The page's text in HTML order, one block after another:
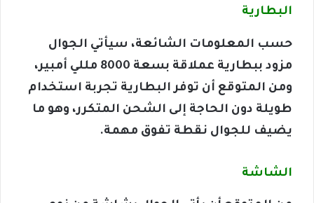
البطارية
حسب المعلومات الشائعة، سيأتي الجوال
مزود ببطارية عملاقة بسعة 8000 مللي أمبير،
ومن المتوقع أن توفر البطارية تجربة استخدام
طويلة دون الحاجة إلى الشحن المتكرر، وهو ما
يضيف للجوال نقطة تفوق مهمة.
الشاشة